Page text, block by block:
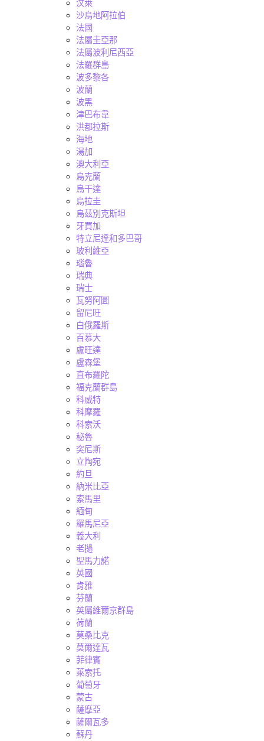
汶萊
沙烏地阿拉伯
法國
法屬圭亞那
法屬波利尼西亞
法羅群島
波多黎各
波蘭
波黑
津巴布韋
洪都拉斯
海地
湯加
澳大利亞
烏克蘭
烏干達
烏拉圭
烏茲別克斯坦
牙買加
特立尼達和多巴哥
玻利維亞
瑙魯
瑞典
瑞士
瓦努阿圖
留尼旺
白俄羅斯
百慕大
盧旺達
盧森堡
直布羅陀
福克蘭群島
科威特
科摩羅
科索沃
秘魯
突尼斯
立陶宛
約旦
納米比亞
索馬里
緬甸
羅馬尼亞
義大利
老撾
聖馬力諾
英國
肯雅
芬蘭
英屬維爾京群島
荷蘭
莫桑比克
莫爾達瓦
菲律賓
萊索托
葡萄牙
蒙古
薩摩亞
薩爾瓦多
蘇丹